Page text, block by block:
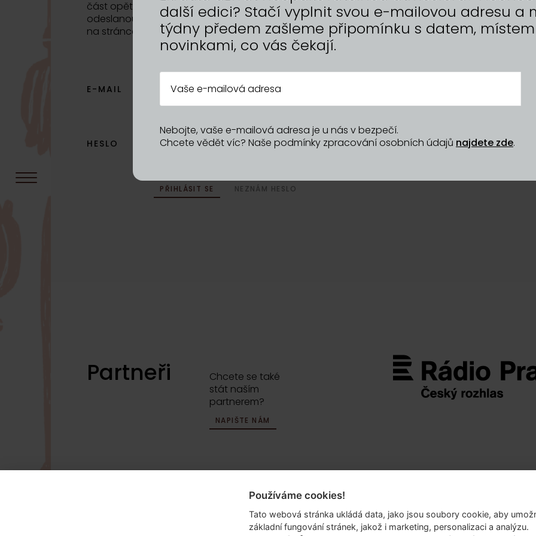
část opětovného vyplňování formuláře. Účet se vytvoří s první
odeslanou přihláškou. Pokud se chcete přihlásit poprvé, klikněte níže
na stránce na Přihlášku.
E-MAIL
HESLO
PŘIHLÁSIT SE NEZNÁM HESLO
Partneři
Chcete se také
stát naším
partnerem?
NAPIŠTE NÁM
Buzulucká 569/10
další edici? Stačí vyplnit svou e-mailovou adresu a
týdny předem zašleme připomínku s datem,
novinkami, co vás čekají.
Nebojte, vaše e-mailová adresa je u nás v bezpečí.
Chcete vědět víc? Naše podmínky zpracování osobních údajů najdete zde.
Používáme cookies!
Tato webová stránka ukládá data, jako jsou soubory cookie, aby
základní fungování stránek, jakož i marketing, personalizaci a analýzu.